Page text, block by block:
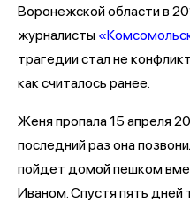
Воронежской области в
журналисты
трагедии стал не конфликт
как считалось ранее.
Женя пропала 15 апреля
последний раз она
пойдет домой пешком
Иваном. Спустя пять